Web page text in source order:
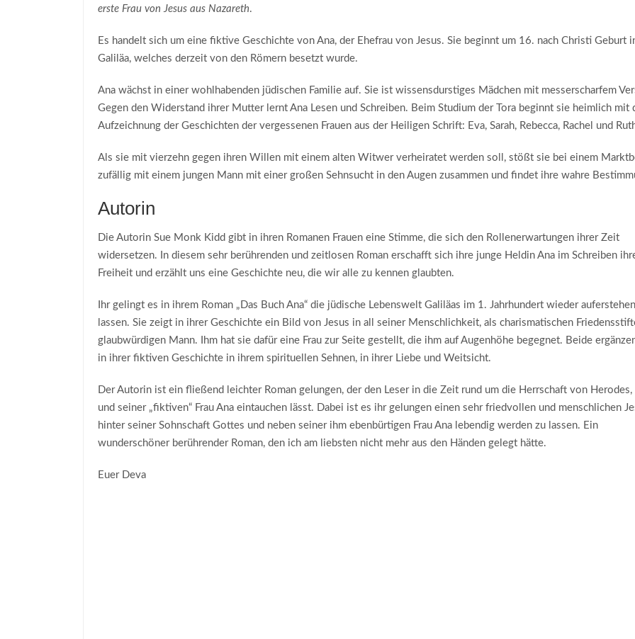
erste Frau von Jesus aus Nazareth.
Es handelt sich um eine fiktive Geschichte von Ana, der Ehefrau von Jesus. Sie beginnt um 16. nach Christi Geburt
Galiläa, welches derzeit von den Römern besetzt wurde.
Ana wächst in einer wohlhabenden jüdischen Familie auf. Sie ist wissensdurstiges Mädchen mit messerscharfem
Gegen den Widerstand ihrer Mutter lernt Ana Lesen und Schreiben. Beim Studium der Tora beginnt sie heimlich mit
Aufzeichnung der Geschichten der vergessenen Frauen aus der Heiligen Schrift: Eva, Sarah, Rebecca, Rachel und
Als sie mit vierzehn gegen ihren Willen mit einem alten Witwer verheiratet werden soll, stößt sie bei einem
zufällig mit einem jungen Mann mit einer großen Sehnsucht in den Augen zusammen und findet ihre wahre
Autorin
Die Autorin Sue Monk Kidd gibt in ihren Romanen Frauen eine Stimme, die sich den Rollenerwartungen ihrer Zeit
widersetzen. In diesem sehr berührenden und zeitlosen Roman erschafft sich ihre junge Heldin Ana im Schreiben
Freiheit und erzählt uns eine Geschichte neu, die wir alle zu kennen glaubten.
Ihr gelingt es in ihrem Roman „Das Buch Ana“ die jüdische Lebenswelt Galiläas im 1. Jahrhundert wieder
lassen. Sie zeigt in ihrer Geschichte ein Bild von Jesus in all seiner Menschlichkeit, als charismatischen
glaubwürdigen Mann. Ihm hat sie dafür eine Frau zur Seite gestellt, die ihm auf Augenhöhe begegnet. Beide
in ihrer fiktiven Geschichte in ihrem spirituellen Sehnen, in ihrer Liebe und Weitsicht.
Der Autorin ist ein fließend leichter Roman gelungen, der den Leser in die Zeit rund um die Herrschaft von Herodes,
und seiner „fiktiven“ Frau Ana eintauchen lässt. Dabei ist es ihr gelungen einen sehr friedvollen und menschlichen
hinter seiner Sohnschaft Gottes und neben seiner ihm ebenbürtigen Frau Ana lebendig werden zu lassen. Ein
wunderschöner berührender Roman, den ich am liebsten nicht mehr aus den Händen gelegt hätte.
Euer Deva